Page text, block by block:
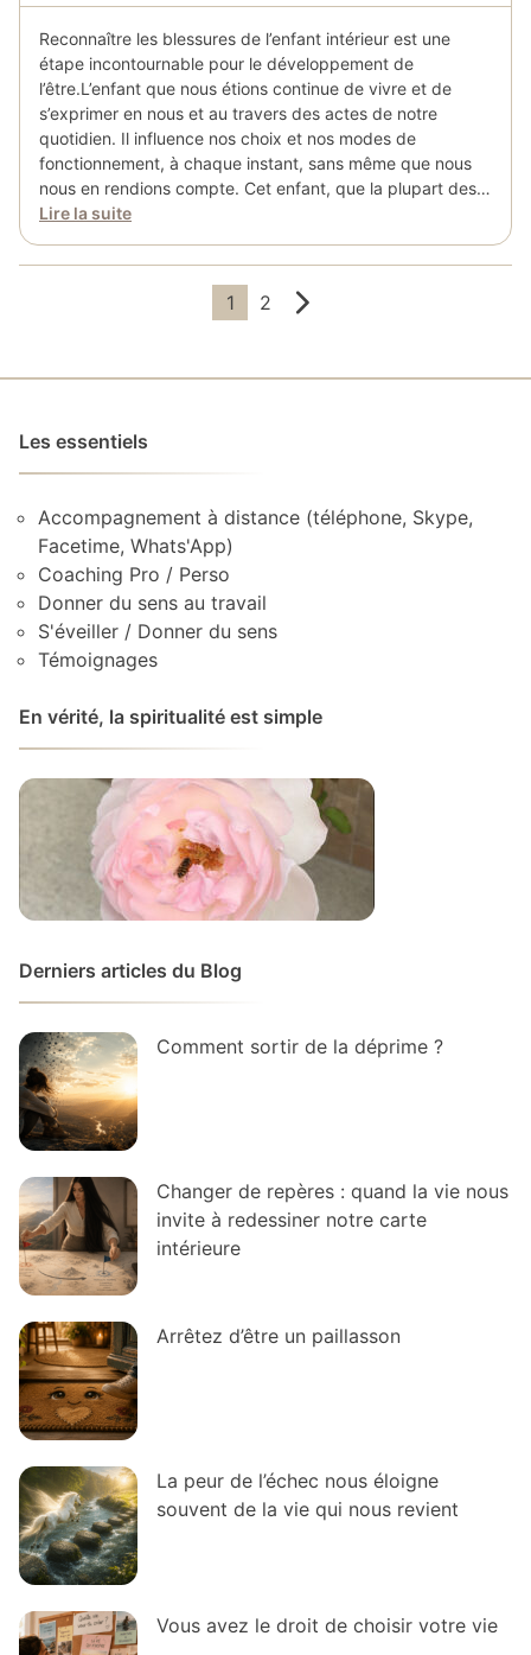
Reconnaître les blessures de l’enfant intérieur est une
étape incontournable pour le développement de
l’être.L’enfant que nous étions continue de vivre et de
s’exprimer en nous et au travers des actes de notre
quotidien. Il influence nos choix et nos modes de
fonctionnement, à chaque instant, sans même que nous
nous en rendions compte. Cet enfant, que la plupart des…
Lire la suite
publications
1 2
Les essentiels
Accompagnement à distance (téléphone, Skype,
Facetime, Whats'App)
Coaching Pro / Perso
Donner du sens au travail
S'éveiller / Donner du sens
Témoignages
En vérité, la spiritualité est simple
Derniers articles du Blog
Comment sortir de la déprime ?
Changer de repères : quand la vie nous
invite à redessiner notre carte
intérieure
Arrêtez d’être un paillasson
La peur de l’échec nous éloigne
souvent de la vie qui nous revient
Vous avez le droit de choisir votre vie